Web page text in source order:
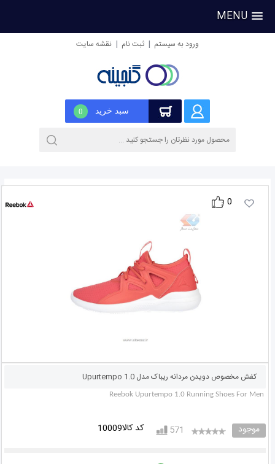
MENU
ورود به سیستم | ثبت نام | نقشه سایت
سبد خرید 0
0
کفش مخصوص دويدن مردانه ريباک مدل Upurtempo 1.0
Reebok Upurtempo 1.0 Running Shoes For Men
موجود 571 کد کالا10009